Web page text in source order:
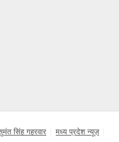
सिंह गहरवार
मध्य प्रदेश न्यूज़